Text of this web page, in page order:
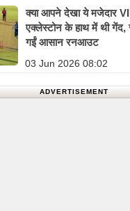
क्या आपने देखा ये मजेदार
एक्लेस्टोन के हाथ में थी
गईं आसान रनआउट
03 Jun 2026 08:02
ADVERTISEMENT